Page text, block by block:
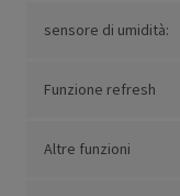
sensore di umidità:
Funzione refresh
Altre funzioni